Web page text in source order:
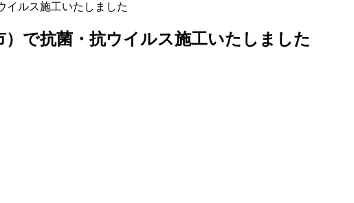
イルス施工いたしました
で抗菌・抗ウイルス施工いたしました